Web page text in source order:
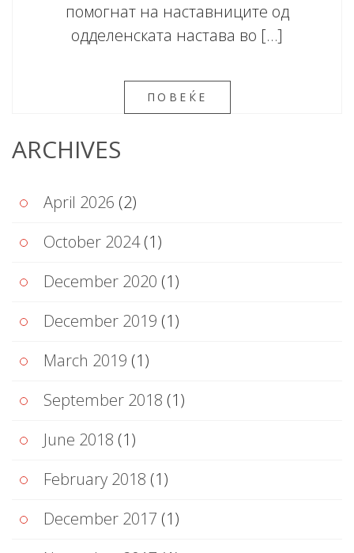
помогнат на наставниците од
одделенската настава во […]
ПОВЕЌЕ
ARCHIVES
April 2026 (2)
October 2024(1)
December 2020 (1)
December 2019 (1)
March 2019 (1)
September 2018 (1)
June 2018 (1)
February 2018 (1)
December 2017 (1)